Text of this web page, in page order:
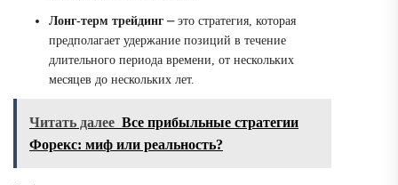
Лонг-терм трейдинг ⎼ это стратегия, которая
предполагает удержание позиций в течение
длительного периода времени, от нескольких
месяцев до нескольких лет.
Читать далее Все прибыльные стратегии
Форекс: миф или реальность?